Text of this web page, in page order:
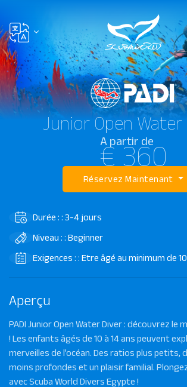
Junior Open
A partir de
€ 360
Réservez Maintenant
Durée : : 3-4 jours
Niveau : : Beginner
Exigences : : Etre âgé au minimum de
Aperçu
PADI Junior Open Water Diver : découvrez le
! Les enfants âgés de 10 à 14 ans peuvent
merveilles de l’océan. Des ratios plus petits,
moins profondes et un plaisir familial.
avec Scuba World Divers Egypte !